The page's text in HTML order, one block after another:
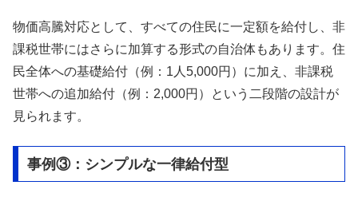
物価高騰対応として、すべての住民に一定額を給付し、非
課税世帯にはさらに加算する形式の自治体もあります。住
民全体への基礎給付（例：1人5,000円）に加え、非課税
世帯への追加給付（例：2,000円）という二段階の設計が
見られます。
事例③：シンプルな一律給付型